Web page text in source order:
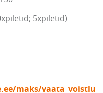
5xpiletid)
maks/vaata_voistlu